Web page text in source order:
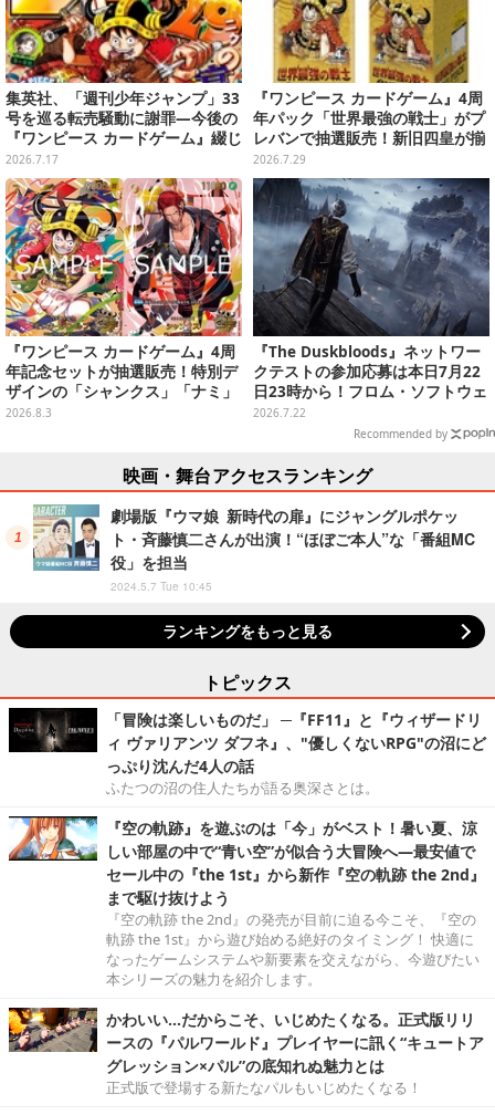
集英社、「週刊少年ジャンプ」33
号を巡る転売騒動に謝罪―今後の
『ワンピース カードゲーム』綴じ
込み付録も中止・見合わせへ
2026.7.17
『ワンピース カードゲーム』4周
年パック「世界最強の戦士」がプ
レバンで抽選販売！新旧四皇が揃
い踏み、新たに「覇王色SP」も収
録
2026.7.29
『ワンピース カードゲーム』4周
年記念セットが抽選販売！特別デ
ザインの「シャンクス」「ナミ」
など9枚のプロモカードを収録
2026.8.3
『The Duskbloods』ネットワー
クテストの参加応募は本日7月22
日23時から！フロム・ソフトウェ
アによる最大8人のPvPvEマルチ
2026.7.22
Recommended by
映画・舞台アクセスランキング
劇場版『ウマ娘 新時代の扉』にジャングルポケッ
ト・斉藤慎二さんが出演！“ほぼご本人”な「番組MC
役」を担当
2024.5.7 Tue 10:45
ランキングをもっと見る
トピックス
「冒険は楽しいものだ」 ─『FF11』と『ウィザードリ
ィ ヴァリアンツ ダフネ』、"優しくないRPG"の沼にど
っぷり沈んだ4人の話
ふたつの沼の住人たちが語る奥深さとは。
『空の軌跡』を遊ぶのは「今」がベスト！暑い夏、涼
しい部屋の中で“青い空”が似合う大冒険へ―最安値で
セール中の『the 1st』から新作『空の軌跡 the 2nd』
まで駆け抜けよう
『空の軌跡 the 2nd』の発売が目前に迫る今こそ、『空の
軌跡 the 1st』から遊び始める絶好のタイミング！ 快適に
なったゲームシステムや新要素を交えながら、今遊びたい
本シリーズの魅力を紹介します。
かわいい…だからこそ、いじめたくなる。正式版リリ
ースの『パルワールド』プレイヤーに訊く“キュートア
グレッション×パル”の底知れぬ魅力とは
正式版で登場する新たなパルもいじめたくなる！